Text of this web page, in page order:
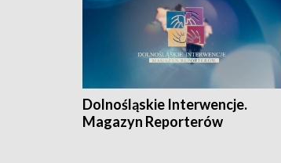
Dolnośląskie Interwencje.
Magazyn Reporterów